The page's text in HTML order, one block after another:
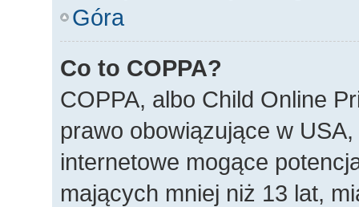
Góra
Co to COPPA?
COPPA, albo Child Online
prawo obowiązujące w
internetowe mogące
mających mniej niż 13 lat,